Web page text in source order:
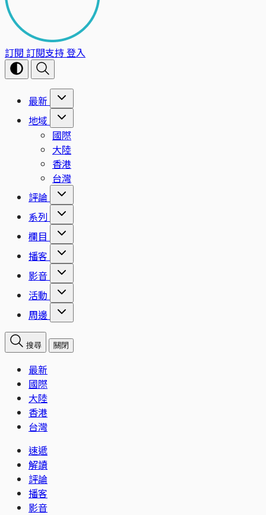
訂閱 訂閱支持登入
最新
地域
國際
大陸
香港
台灣
評論
系列
欄目
播客
影音
活動
周邊
搜尋 關閉
最新
國際
大陸
香港
台灣
速遞
解讀
評論
播客
影音